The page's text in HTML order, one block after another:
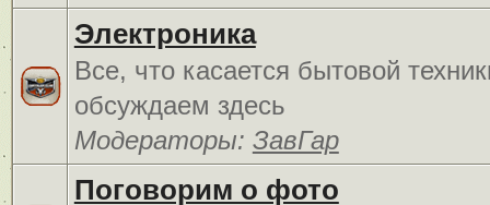
Электроника
Все, что касается бытовой
обсуждаем здесь
Модераторы: ЗавГар
Поговорим о фото